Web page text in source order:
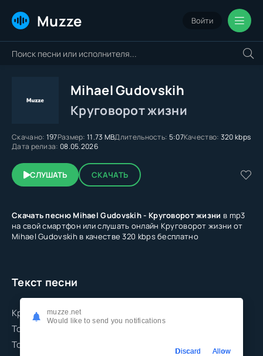
Muzze Войти
Mihael Gudovskih
Круговорот жизни
Скачано: 197Размер: 11.73 MBДлительность: 5:07Качество: 320 kbps
Дата релиза: 08.05.2026
СЛУШАТЬ СКАЧАТЬ
Скачать песню Mihael Gudovskih - Круговорот жизни в mp3
на свой смартфон или слушать онлайн Круговорот жизни от
Mihael Gudovskih в качестве 320 kbps бесплатно
Текст песни
Круговорот жизни всё идёт по кругу
То теряем любовь то идём друг к другу
То нас бьёт эта боль то душа опять поёт
muzze.net
Would like to send you notifications
Discard Allow